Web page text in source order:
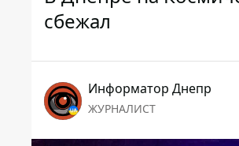
сбежал
Информатор Днепр
ЖУРНАЛИСТ